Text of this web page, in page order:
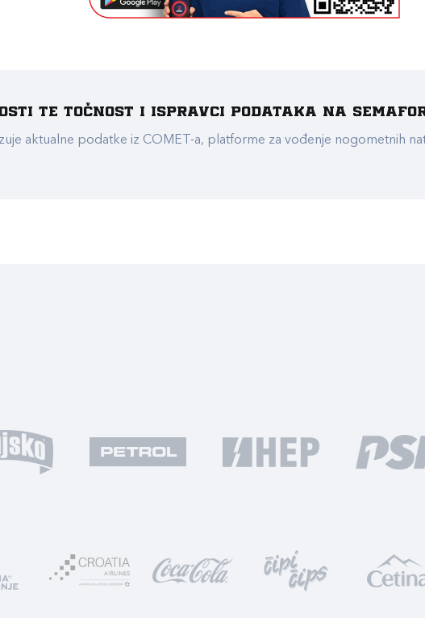
te točnost i ispravci podataka na
aktualne podatke iz COMET-a, platforme za vođenje nogometnih